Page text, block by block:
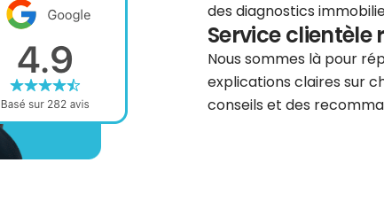
des diagnostics
Service
Nous sommes là pour
explications claires sur
conseils et des